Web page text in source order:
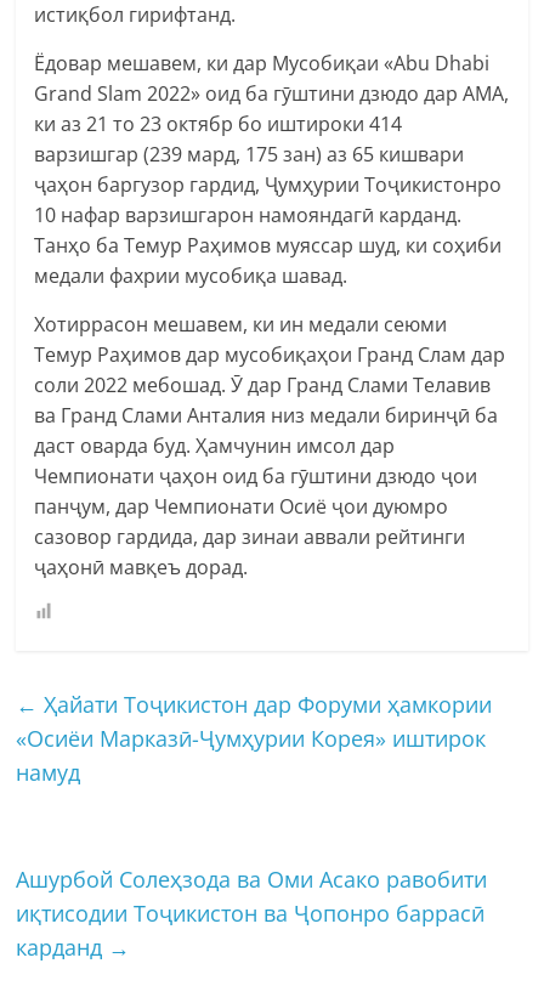
истиқбол гирифтанд.
Ёдовар мешавем, ки дар Мусобиқаи «Abu Dhabi
Grand Slam 2022» оид ба гӯштини дзюдо дар АМА,
ки аз 21 то 23 октябр бо иштироки 414
варзишгар (239 мард, 175 зан) аз 65 кишвари
ҷаҳон баргузор гардид, Ҷумҳурии Тоҷикистонро
10 нафар варзишгарон намояндагӣ карданд.
Танҳо ба Темур Раҳимов муяссар шуд, ки соҳиби
медали фахрии мусобиқа шавад.
Хотиррасон мешавем, ки ин медали сеюми
Темур Раҳимов дар мусобиқаҳои Гранд Слам дар
соли 2022 мебошад. Ӯ дар Гранд Слами Телавив
ва Гранд Слами Анталия низ медали биринҷӣ ба
даст оварда буд. Ҳамчунин имсол дар
Чемпионати ҷаҳон оид ба гӯштини дзюдо ҷои
панҷум, дар Чемпионати Осиё ҷои дуюмро
сазовор гардида, дар зинаи аввали рейтинги
ҷаҳонӣ мавқеъ дорад.
← Ҳайати Тоҷикистон дар Форуми ҳамкории
«Осиёи Марказӣ-Ҷумҳурии Корея» иштирок
намуд
Ашурбой Солеҳзода ва Оми Асако равобити
иқтисодии Тоҷикистон ва Ҷопонро баррасӣ
карданд →